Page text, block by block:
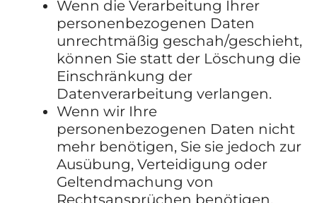
Wenn die Verarbeitung Ihrer
personenbezogenen Daten
unrechtmäßig geschah/geschieht,
können Sie statt der Löschung die
Einschränkung der
Datenverarbeitung verlangen.
Wenn wir Ihre
personenbezogenen Daten nicht
mehr benötigen, Sie sie jedoch zur
Ausübung, Verteidigung oder
Geltendmachung von